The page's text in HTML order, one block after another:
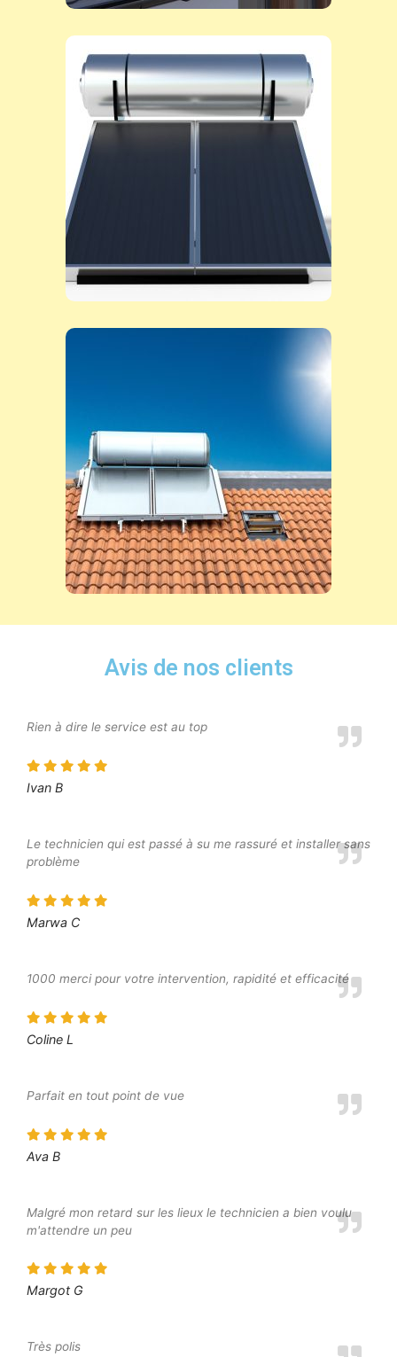
Avis de nos clients
Rien à dire le service est au top
Ivan B
Le technicien qui est passé à su me rassuré et installer sans
problème
Marwa C
1000 merci pour votre intervention, rapidité et efficacité
Coline L
Parfait en tout point de vue
Ava B
Malgré mon retard sur les lieux le technicien a bien voulu
m'attendre un peu
Margot G
Très polis